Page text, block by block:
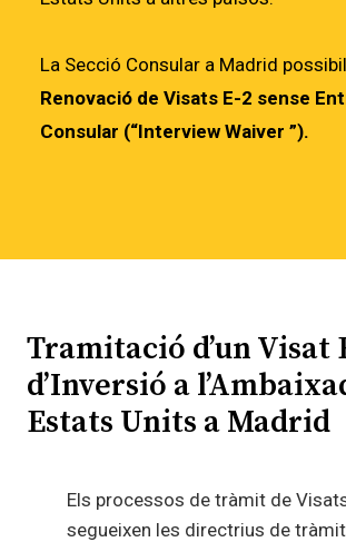
La Secció Consular a Madrid
Renovació de Visats E-2 sense
Consular (“Interview Waiver ”).
Tramitació d’un Visat
d’Inversió a
Estats Units a Madrid
Els processos de tràmit de
segueixen les directrius de tràmit